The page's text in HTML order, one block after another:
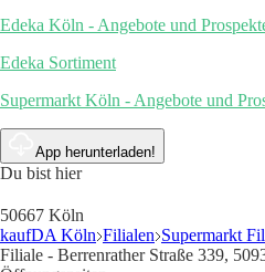
Edeka Köln - Angebote und
Edeka Sortiment
Supermarkt Köln - Angebote und
App herunterladen!
Du bist hier
50667 Köln
kaufDA Köln Filialen Supermarkt
Filiale - Berrenrather Straße 339,